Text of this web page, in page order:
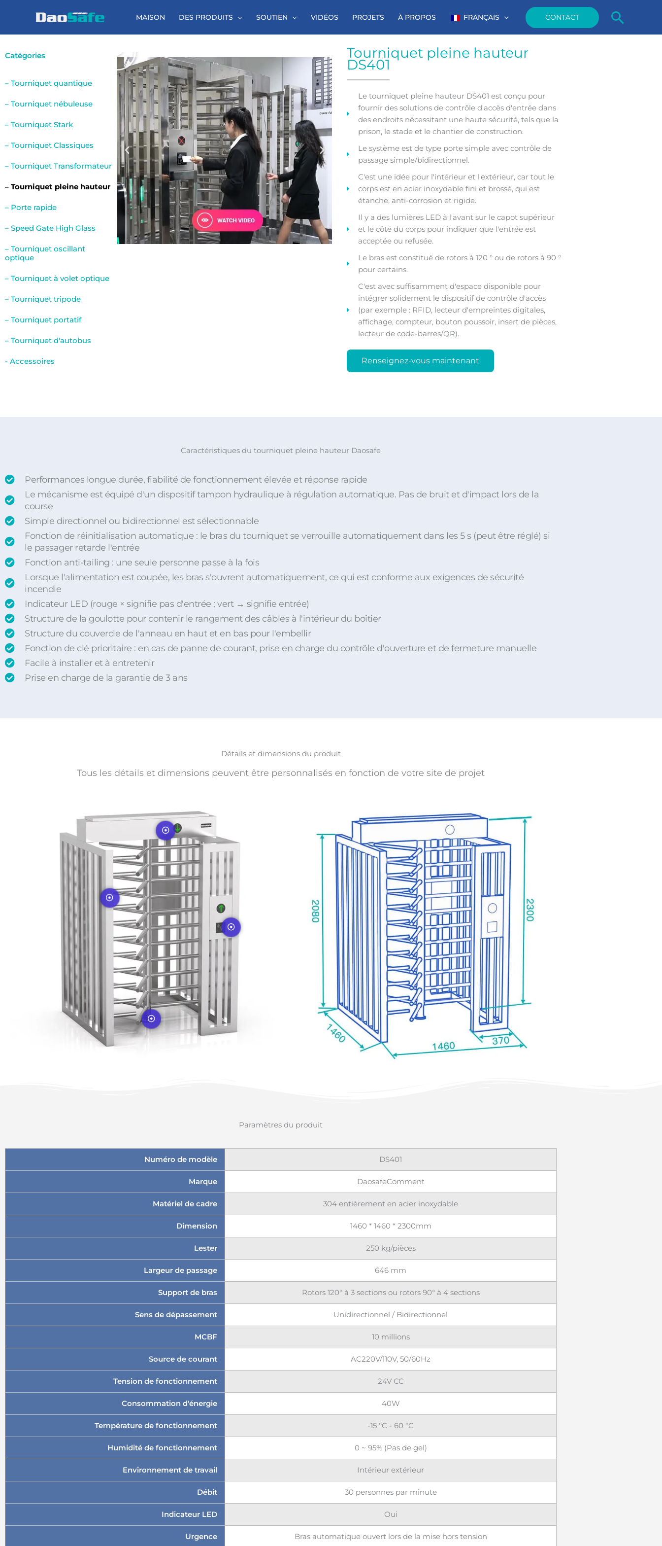
MAISON DES PRODUITS SOUTIEN VIDÉOS PROJETS À PROPOS FRANÇAIS CONTACT
Catégories
– Tourniquet quantique
– Tourniquet nébuleuse
– Tourniquet Stark
– Tourniquet Classiques
– Tourniquet Transformateur
– Tourniquet pleine hauteur
– Porte rapide
– Speed Gate High Glass
– Tourniquet oscillant
optique
– Tourniquet à volet optique
– Tourniquet tripode
– Tourniquet portatif
– Tourniquet d'autobus
- Accessoires
เ
น
Tourniquet pleine hauteur
DS401
Le tourniquet pleine hauteur DS401 est conçu pour
fournir des solutions de contrôle d'accès d'entrée dans
des endroits nécessitant une haute sécurité, tels que la
prison, le stade et le chantier de construction.
Le système est de type porte simple avec contrôle de
passage simple/bidirectionnel.
C'est une idée pour l'intérieur et l'extérieur, car tout le
corps est en acier inoxydable fini et brossé, qui est
étanche, anti-corrosion et rigide.
Il y a des lumières LED à l'avant sur le capot supérieur
et le côté du corps pour indiquer que l'entrée est
acceptée ou refusée.
Le bras est constitué de rotors à 120 ° ou de rotors à 90 °
pour certains.
C'est avec suffisamment d'espace disponible pour
intégrer solidement le dispositif de contrôle d'accès
(par exemple : RFID, lecteur d'empreintes digitales,
affichage, compteur, bouton poussoir, insert de pièces,
lecteur de code-barres/QR).
Renseignez-vous maintenant
Caractéristiques du tourniquet pleine hauteur Daosafe
Performances longue durée, fiabilité de fonctionnement élevée et réponse rapide
Le mécanisme est équipé d'un dispositif tampon hydraulique à régulation automatique. Pas de bruit et d'impact lors de la
course
Simple directionnel ou bidirectionnel est sélectionnable
Fonction de réinitialisation automatique : le bras du tourniquet se verrouille automatiquement dans les 5 s (peut être réglé) si
le passager retarde l'entrée
Fonction anti-tailing : une seule personne passe à la fois
Lorsque l'alimentation est coupée, les bras s'ouvrent automatiquement, ce qui est conforme aux exigences de sécurité
incendie
Indicateur LED (rouge × signifie pas d'entrée ; vert → signifie entrée)
Structure de la goulotte pour contenir le rangement des câbles à l'intérieur du boîtier
Structure du couvercle de l'anneau en haut et en bas pour l'embellir
Fonction de clé prioritaire : en cas de panne de courant, prise en charge du contrôle d'ouverture et de fermeture manuelle
Facile à installer et à entretenir
Prise en charge de la garantie de 3 ans
Détails et dimensions du produit
Tous les détails et dimensions peuvent être personnalisés en fonction de votre site de projet
Paramètres du produit
Numéro de modèle DS401
Marque DaosafeComment
Matériel de cadre 304 entièrement en acier inoxydable
Dimension 1460 * 1460 * 2300mm
Lester 250 kg/pièces
Largeur de passage 646 mm
Support de bras Rotors 120° à 3 sections ou rotors 90° à 4 sections
Sens de dépassement Unidirectionnel / Bidirectionnel
MCBF 10 millions
Source de courant AC220V/110V, 50/60Hz
Tension de fonctionnement 24V CC
Consommation d'énergie 40W
Température de fonctionnement -15 °C - 60 °C
Humidité de fonctionnement 0 ~ 95% (Pas de gel)
Environnement de travail Intérieur extérieur
Débit 30 personnes par minute
Indicateur LED Oui
Urgence Bras automatique ouvert lors de la mise hors tension